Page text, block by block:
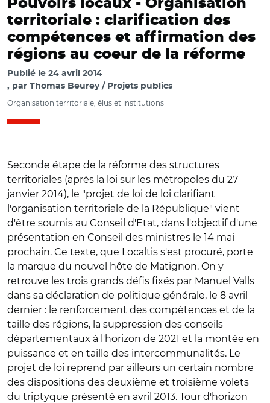
Pouvoirs locaux - Organisation
territoriale : clarification des
compétences et affirmation des
régions au coeur de la réforme
Publié le 24 avril 2014
par Thomas Beurey / Projets publics
Organisation territoriale, élus et institutions
Seconde étape de la réforme des structures
territoriales (après la loi sur les métropoles du 27
janvier 2014), le "projet de loi de loi clarifiant
l'organisation territoriale de la République" vient
d'être soumis au Conseil d'Etat, dans l'objectif d'une
présentation en Conseil des ministres le 14 mai
prochain. Ce texte, que Localtis s'est procuré, porte
la marque du nouvel hôte de Matignon. On y
retrouve les trois grands défis fixés par Manuel Valls
dans sa déclaration de politique générale, le 8 avril
dernier : le renforcement des compétences et de la
taille des régions, la suppression des conseils
départementaux à l'horizon de 2021 et la montée en
puissance et en taille des intercommunalités. Le
projet de loi reprend par ailleurs un certain nombre
des dispositions des deuxième et troisième volets
du triptyque présenté en avril 2013. Tour d'horizon